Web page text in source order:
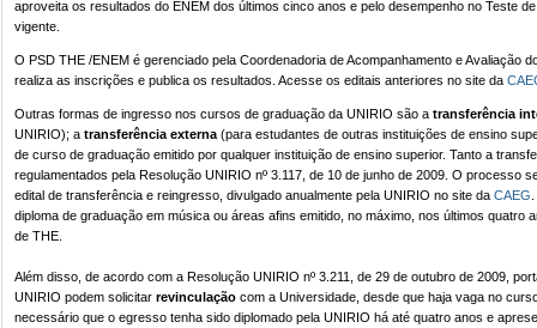
aproveita os resultados do ENEM dos últimos cinco anos e pelo desempenho no Teste
vigente.
O PSD THE /ENEM é gerenciado pela Coordenadoria de Acompanhamento e Avaliação
realiza as inscrições e publica os resultados. Acesse os editais anteriores no site da
Outras formas de ingresso nos cursos de graduação da UNIRIO são a transferência
UNIRIO); a transferência externa(para estudantes de outras instituições de ensino
de curso de graduação emitido por qualquer instituição de ensino superior. Tanto a
regulamentados pela Resolução UNIRIO nº 3.117, de 10 de junho de 2009. O processo
edital de transferência e reingresso, divulgado anualmente pela UNIRIO no site da CAEG
diploma de graduação em música ou áreas afins emitido, no máximo, nos últimos
de THE.
Além disso, de acordo com a Resolução UNIRIO nº 3.211, de 29 de outubro de 2009,
UNIRIO podem solicitar revinculaçãocom a Universidade, desde que haja vaga no
necessário que o egresso tenha sido diplomado pela UNIRIO há até quatro anos e